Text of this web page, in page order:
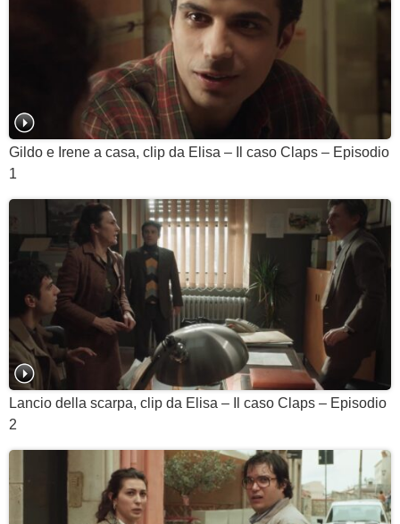
Gildo e Irene a casa, clip da Elisa – Il caso Claps – Episodio
1
Lancio della scarpa, clip da Elisa – Il caso Claps – Episodio
2